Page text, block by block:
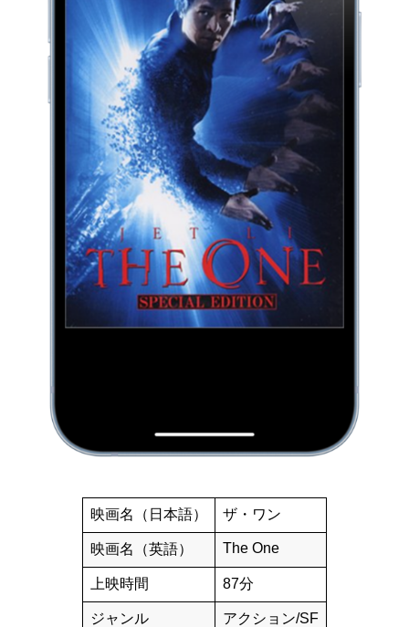
映画名（日本語） ザ・ワン
映画名（英語） The One
上映時間 87分
ジャンル アクション/SF